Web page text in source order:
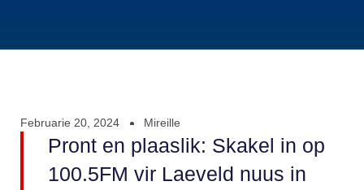
Februarie 20, 2024 Mireille
Pront en plaaslik: Skakel in op
100.5FM vir Laeveld nuus in